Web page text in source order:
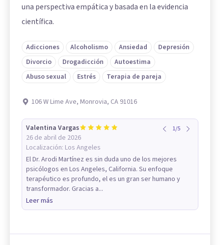
una perspectiva empática y basada en la evidencia
científica.
Adicciones Alcoholismo Ansiedad
Depresión
Divorcio
Drogadicción
Autoestima
Abuso sexual
Estrés Terapia de pareja
106 W Lime Ave, Monrovia, CA 91016
Valentina Vargas
26 de abril de 2026
Localización: Los Angeles
1/5
El Dr. Arodi Martínez es sin duda uno de los mejores
psicólogos en Los Angeles, California. Su enfoque
terapéutico es profundo, el es un gran ser humano y
transformador. Gracias a...
Leer más